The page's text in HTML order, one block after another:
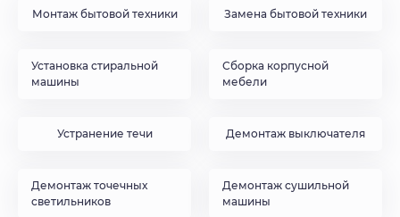
Монтаж бытовой техники Замена бытовой техники
Установка стиральной
машины
Сборка корпусной
мебели
Устранение течи Демонтаж выключателя
Демонтаж точечных
светильников
Демонтаж сушильной
машины